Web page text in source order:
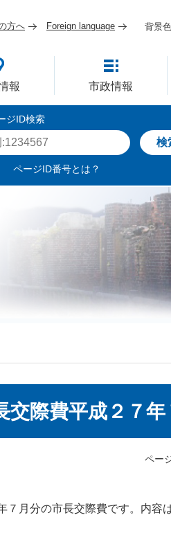
方へ Foreign language 背景色
報 市政情報
ジID検索
ページID番号とは？
交際費平成２７年
ペー
７月分の市長交際費です。内容